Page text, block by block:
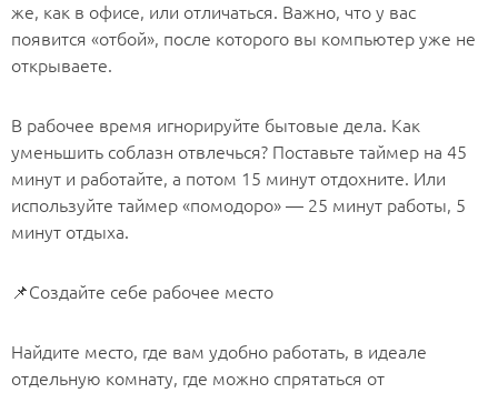
же, как в офисе, или отличаться. Важно, что у вас
появится «отбой», после которого вы компьютер уже не
открываете.
В рабочее время игнорируйте бытовые дела. Как
уменьшить соблазн отвлечься? Поставьте таймер на 45
минут и работайте, а потом 15 минут отдохните. Или
используйте таймер «помодоро» — 25 минут работы, 5
минут отдыха.
📌Создайте себе рабочее место
Найдите место, где вам удобно работать, в идеале
отдельную комнату, где можно спрятаться от